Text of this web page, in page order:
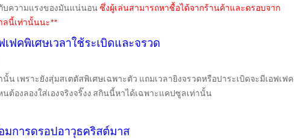
บความแรงของมันแน่นอนซึ่งผู้เล่นสามารถหาซื้อได้จากร้านค้าและดรอบจาก
ลนี้เท่านั้นนะ**
ฟคพิเศษเวลาใช้ระเบิดและจรวด
เพราะยังสุ่มสเตตัสพิเศษเฉพาะตัว แถมเวลายิงจรวดหรือปาระเบิดจะมีเอฟเฟค
ต้องลองใส่เองจริงจริ๊งง สกินนี้หาได้เฉพาะแคปซูลเท่านั้น
มการดรอปอาวุธคริสต์มาส